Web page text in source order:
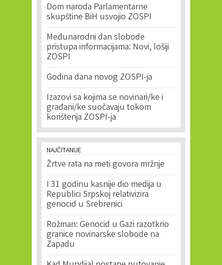
Dom naroda Parlamentarne
skupštine BiH usvojio ZOSPI
Međunarodni dan slobode
pristupa informacijama: Novi, lošiji
ZOSPI
Godina dana novog ZOSPI-ja
Izazovi sa kojima se novinari/ke i
građani/ke suočavaju tokom
korištenja ZOSPI-ja
NAJČITANIJE
Žrtve rata na meti govora mržnje
I 31 godinu kasnije dio medija u
Republici Srpskoj relativizira
genocid u Srebrenici
Rožman: Genocid u Gazi razotkrio
granice novinarske slobode na
Zapadu